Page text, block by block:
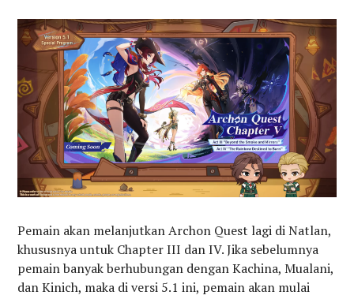
Pemain akan melanjutkan Archon Quest lagi di Natlan,
khususnya untuk Chapter III dan IV. Jika sebelumnya
pemain banyak berhubungan dengan Kachina, Mualani,
dan Kinich, maka di versi 5.1 ini, pemain akan mulai